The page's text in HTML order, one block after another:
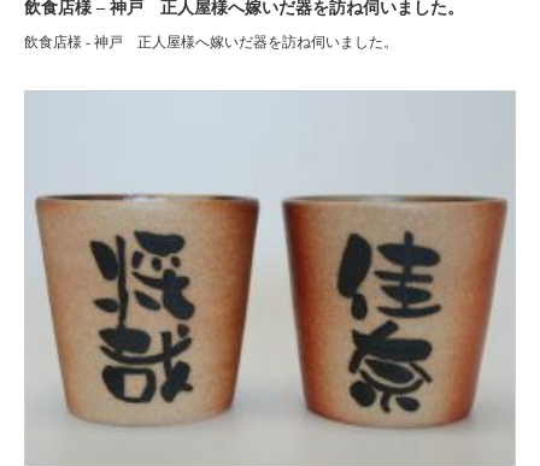
飲食店様 – 神戸 正人屋様へ嫁いだ器を訪ね伺いました。
飲食店様 - 神戸 正人屋様へ嫁いだ器を訪ね伺いました。